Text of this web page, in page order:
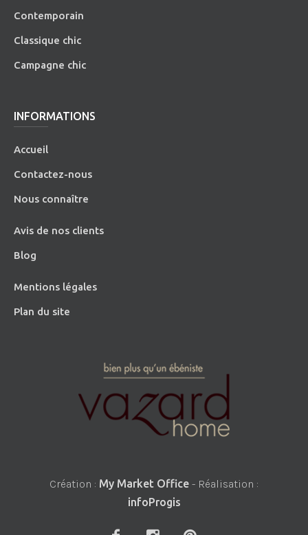
Contemporain
Classique chic
Campagne chic
INFORMATIONS
Accueil
Contactez-nous
Nous connaître
Avis de nos clients
Blog
Mentions légales
Plan du site
Création : My Market Office - Réalisation :
infoProgis